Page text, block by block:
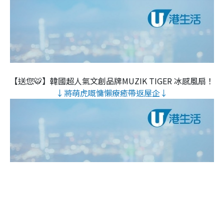
【送您🐯】韓國超人氣文創品牌MUZIK TIGER 冰感風扇！
↓將萌虎嘅慵懶療癒帶返屋企↓